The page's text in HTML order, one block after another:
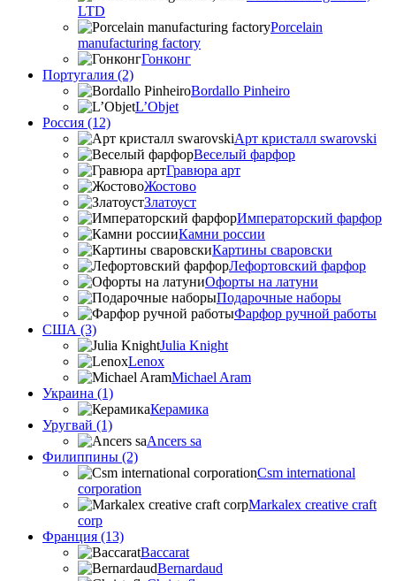
LTD
Porcelain
manufacturing factory
Гонконг
Португалия (2)
Bordallo Pinheiro
L’Objet
Россия (12)
Арт кристалл swarovski
Веселый фарфор
Гравюра арт
Жостово
Златоуст
Императорский фарфор
Камни россии
Картины сваровски
Лефортовский фарфор
Офорты на латуни
Подарочные наборы
Фарфор ручной работы
США (3)
Julia Knight
Lenox
Michael Aram
Украина (1)
Керамика
Уругвай (1)
Ancers sa
Филиппины (2)
Csm international
corporation
Markalex creative craft
corp
Франция (13)
Baccarat
Bernardaud